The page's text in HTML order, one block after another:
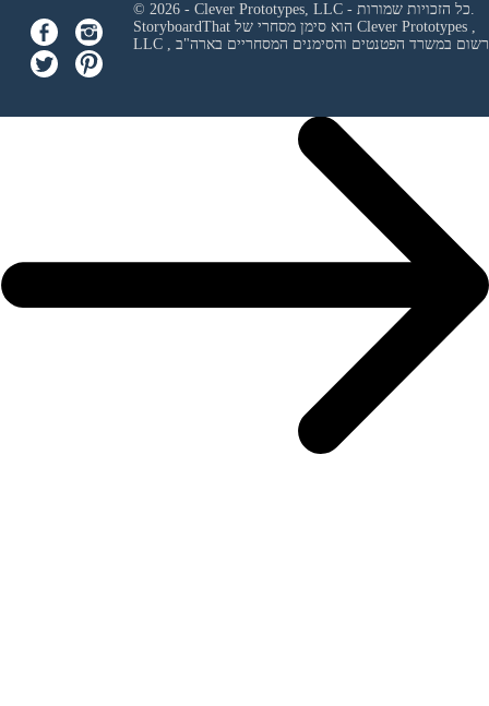
© 2026 - Clever Prototypes, LLC - כל הזכויות שמורות.
Clever Prototypes ,
LLC
ורשום במשרד הפטנטים והסימנים המסחריים בארה"ב